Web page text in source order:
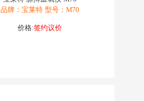
品牌：宝莱特 型号：M70
价格:签约议价